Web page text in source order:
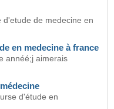
de medecine en
en medecine à france
annéé;j aimerais
d'étude en